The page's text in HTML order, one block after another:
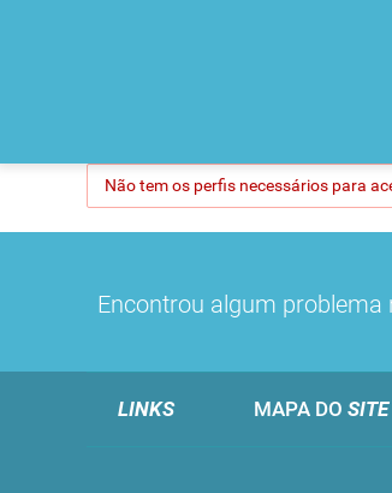
Não tem os perfis necessários para
Encontrou algum problema
LINKS MAPA DO SITE